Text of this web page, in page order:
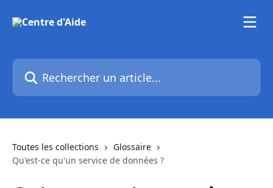
Rechercher un article...
Toutes les collections
Glossaire
Qu'est-ce qu'un service de données ?